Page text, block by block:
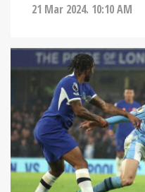
21 Mar 2024. 10:10 AM